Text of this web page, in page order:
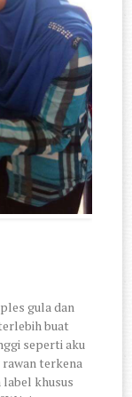
gula dan
buat
seperti aku
terkena
khusus